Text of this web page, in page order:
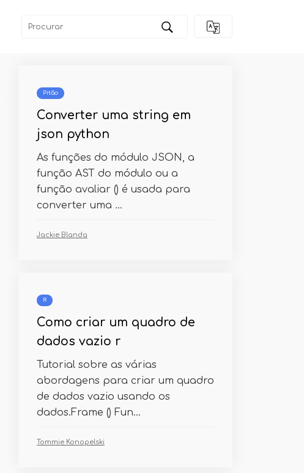
Pitão
Converter uma string em
json python
As funções do módulo JSON, a
função AST do módulo ou a
função avaliar () é usada para
converter uma ...
Jackie Blanda
R
Como criar um quadro de
dados vazio r
Tutorial sobre as várias
abordagens para criar um quadro
de dados vazio usando os
dados.Frame () Fun...
Tommie Konopelski